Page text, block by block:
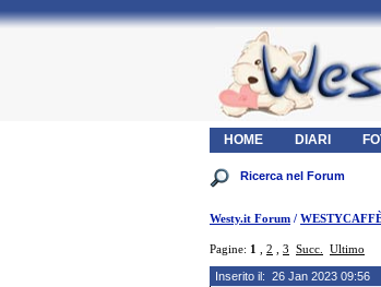
HOME DIARI
Westy.it Forum /
Pagine: 1 2 3 Succ. Ultimo
Inserito il: 26 Jan 2023 09:56